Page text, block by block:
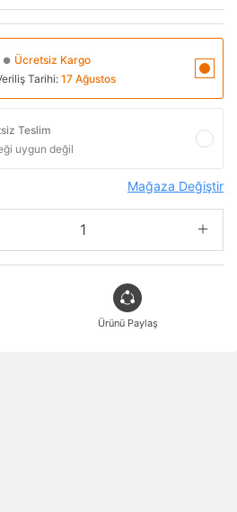
● Ücretsiz Kargo
Tarihi: 17 Ağustos
Teslim
uygun değil
Mağaza Değiştir
Ürünü Paylaş